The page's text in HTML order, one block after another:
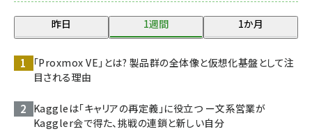
昨日 1週間 1か月
「Proxmox VE」とは? 製品群の全体像と仮想化基盤として注
目される理由
Kaggleは「キャリアの再定義」に役立つ ー文系営業が
Kaggler会で得た、挑戦の連鎖と新しい自分